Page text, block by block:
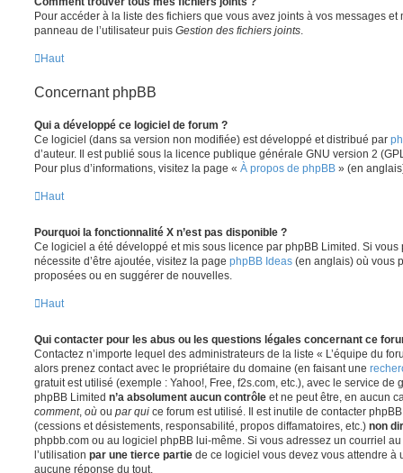
Pour accéder à la liste des fichiers que vous avez joints à vos messages
panneau de l’utilisateur puis Gestion des fichiers joints
Haut
Concernant phpBB
Qui a développé ce logiciel de forum ?
Ce logiciel (dans sa version non modifiée) est développé et distribué par
d’auteur. Il est publié sous la licence publique générale GNU version 2
Pour plus d’informations, visitez la page « À propos de phpBB » (en
Haut
Pourquoi la fonctionnalité X n’est pas disponible ?
Ce logiciel a été développé et mis sous licence par phpBB Limited. Si vous
nécessite d’être ajoutée, visitez la page phpBB Ideas (en anglais) où vous
proposées ou en suggérer de nouvelles.
Haut
Qui contacter pour les abus ou les questions légales concernant ce
Contactez n’importe lequel des administrateurs de la liste « L’équipe du
alors prenez contact avec le propriétaire du domaine (en faisant une
gratuit est utilisé (exemple : Yahoo!, Free, f2s.com, etc.), avec le service de
phpBB Limited n’a absolument aucun contrôle et ne peut être, en aucun
comment, où ou par qui ce forum est utilisé. Il est inutile de contacter
(cessions et désistements, responsabilité, propos diffamatoires, etc.) non
phpbb.com ou au logiciel phpBB lui-même. Si vous adressez un courriel
l’utilisation par une tierce partie de ce logiciel vous devez vous attendre à
aucune réponse du tout.